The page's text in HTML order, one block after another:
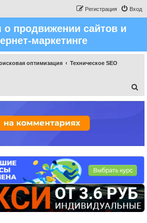
Вход
Регистрация
продвижении сайтов и
маркетинге
оптимизация
Техническое SEO